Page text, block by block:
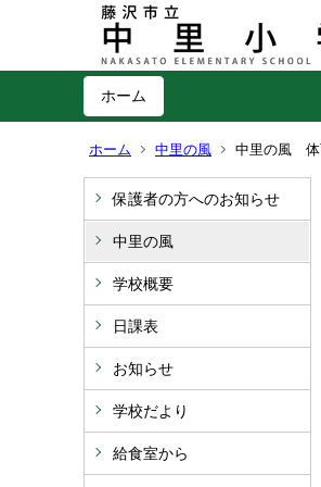
ホーム
ホーム 中里の風 中里の風 体
保護者の方へのお知らせ
中里の風
学校概要
日課表
お知らせ
学校だより
給食室から